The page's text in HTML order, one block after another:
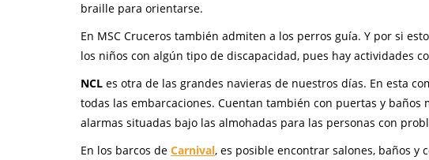
braille para orientarse.
En MSC Cruceros también admiten a los perros guía. Y por si
los niños con algún tipo de discapacidad, pues hay actividades
NCL es otra de las grandes navieras de nuestros días. En esta
todas las embarcaciones. Cuentan también con puertas y
alarmas situadas bajo las almohadas para las personas con
En los barcos de Carnival, es posible encontrar salones, baños y